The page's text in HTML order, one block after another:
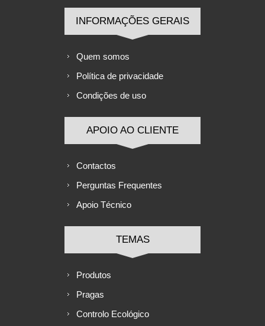
INFORMAÇÕES GERAIS
Quem somos
Política de privacidade
Condições de uso
APOIO AO CLIENTE
Contactos
Perguntas Frequentes
Apoio Técnico
TEMAS
Produtos
Pragas
Controlo Ecológico